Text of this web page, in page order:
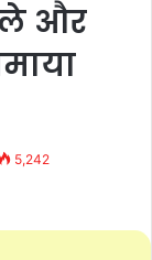
और
5,242